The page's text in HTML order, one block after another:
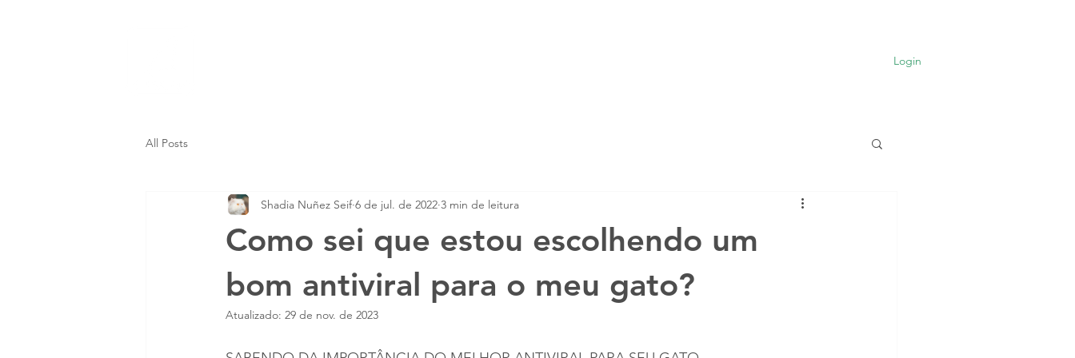
Login
All Posts
Como sei que estou escolhendo um
bom antiviral para o meu gato?
Shadia Nuñez Seif 6 de jul. de 2022 3 min de leitura
Atualizado: 29 de nov. de 2023